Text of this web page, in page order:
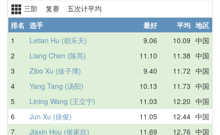
三阶 复赛 五次计平均
排名 选手 最好 平均 地区
1
Letian Hu (胡乐天) 9.06 10.09 中国
2
Liang Chen (陈亮) 11.10 11.38 中国
3
Zibo Xu (徐子博) 9.40 11.72 中国
4
Yang Tang (汤阳) 10.13 11.73 中国
5
Lining Wang (王立宁) 11.03 12.20 中国
6
Jun Xu (徐俊) 11.05 12.44 中国
7
Jiaxin Hou (侯家欣) 11.69 12.76 中国